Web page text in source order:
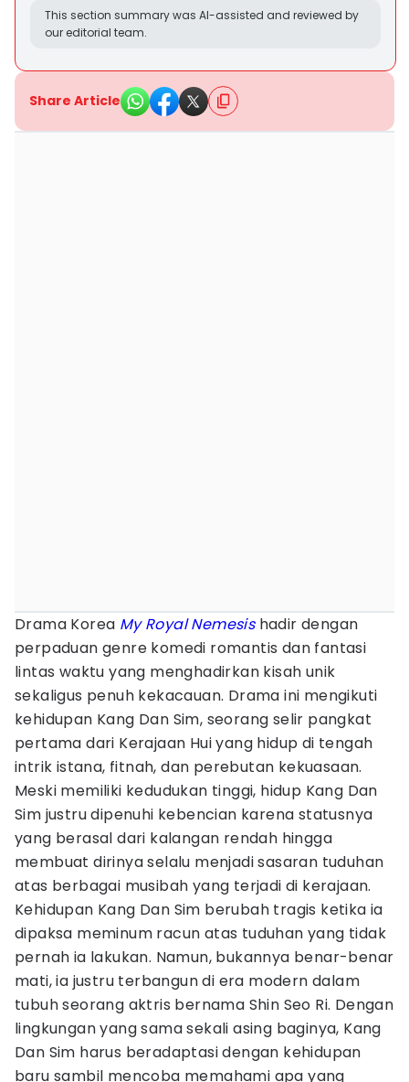
This section summary was AI-assisted and reviewed by
our editorial team.
Share Article
Drama Korea My Royal Nemesishadir dengan
perpaduan genre komedi romantis dan fantasi
lintas waktu yang menghadirkan kisah unik
sekaligus penuh kekacauan. Drama ini mengikuti
kehidupan Kang Dan Sim, seorang selir pangkat
pertama dari Kerajaan Hui yang hidup di tengah
intrik istana, fitnah, dan perebutan kekuasaan.
Meski memiliki kedudukan tinggi, hidup Kang Dan
Sim justru dipenuhi kebencian karena statusnya
yang berasal dari kalangan rendah hingga
membuat dirinya selalu menjadi sasaran tuduhan
atas berbagai musibah yang terjadi di kerajaan.
Kehidupan Kang Dan Sim berubah tragis ketika ia
dipaksa meminum racun atas tuduhan yang tidak
pernah ia lakukan. Namun, bukannya benar-benar
mati, ia justru terbangun di era modern dalam
tubuh seorang aktris bernama Shin Seo Ri. Dengan
lingkungan yang sama sekali asing baginya, Kang
Dan Sim harus beradaptasi dengan kehidupan
baru sambil mencoba memahami apa yang